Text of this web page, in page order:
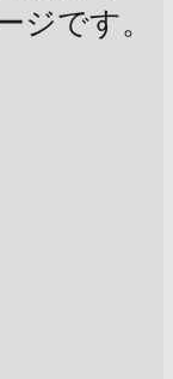
ジです。